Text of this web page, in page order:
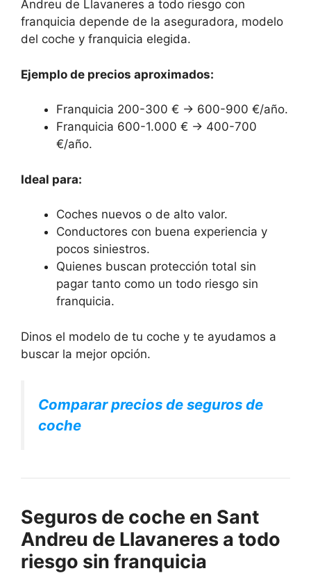
Andreu de Llavaneres a todo riesgo con
franquicia depende de la aseguradora, modelo
del coche y franquicia elegida.
Ejemplo de precios aproximados:
Franquicia 200-300 € → 600-900 €/año.
Franquicia 600-1.000 € → 400-700
€/año.
Ideal para:
Coches nuevos o de alto valor.
Conductores con buena experiencia y
pocos siniestros.
Quienes buscan protección total sin
pagar tanto como un todo riesgo sin
franquicia.
Dinos el modelo de tu coche y te ayudamos a
buscar la mejor opción.
Comparar precios de seguros de
coche
Seguros de coche en Sant
Andreu de Llavaneres a todo
riesgo sin franquicia